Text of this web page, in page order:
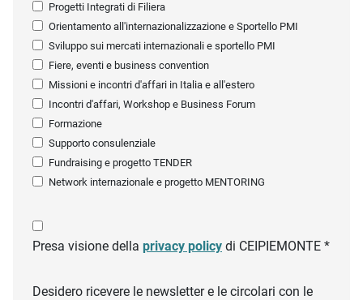
Progetti Integrati di Filiera
Orientamento all'internazionalizzazione e Sportello PMI
Sviluppo sui mercati internazionali e sportello PMI
Fiere, eventi e business convention
Missioni e incontri d'affari in Italia e all'estero
Incontri d'affari, Workshop e Business Forum
Formazione
Supporto consulenziale
Fundraising e progetto TENDER
Network internazionale e progetto MENTORING
Presa visione della privacy policy di CEIPIEMONTE *
Desidero ricevere le newsletter e le circolari con le